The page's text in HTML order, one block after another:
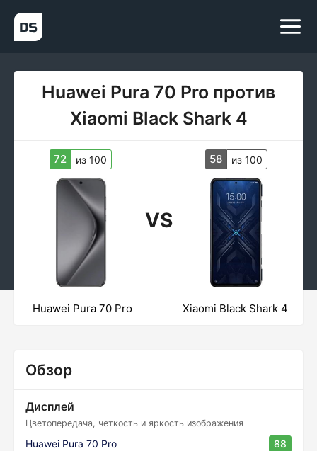
Huawei Pura 70 Pro против
Xiaomi Black Shark 4
72 из 100
VS
58 из 100
Huawei Pura 70 Pro Xiaomi Black Shark 4
Обзор
Дисплей
Цветопередача, четкость и яркость изображения
Huawei Pura 70 Pro 88